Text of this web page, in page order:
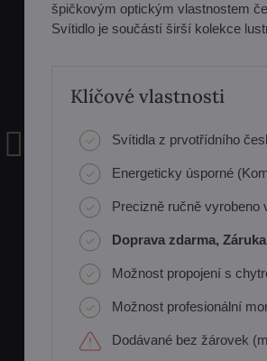
špičkovým optickým vlastnostem
Svítidlo je součástí širší kolekce
Klíčové vlastnosti
Svítidla z prvotřídního
Energeticky úsporné
Precizně ručně vyrobeno
Doprava zdarma,
Možnost propojení s
Možnost profesionální
Dodávané bez žárovek